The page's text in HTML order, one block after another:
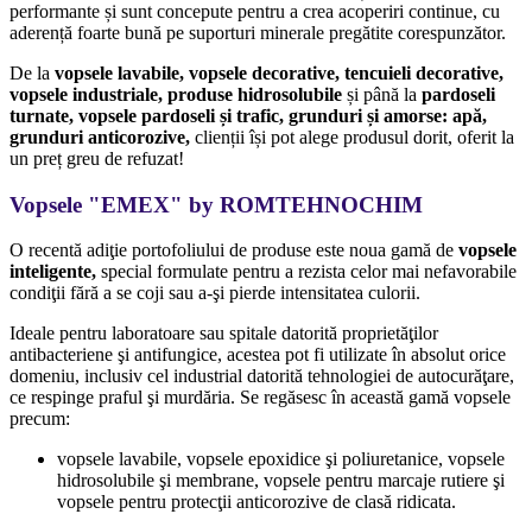
performante și sunt concepute pentru a crea acoperiri continue, cu
aderență foarte bună pe suporturi minerale pregătite corespunzător.
De la vopsele lavabile, vopsele decorative, tencuieli decorative,
vopsele industriale, produse hidrosolubile și până la pardoseli
turnate, vopsele pardoseli și trafic, grunduri și amorse: apă,
grunduri anticorozive, clienții își pot alege produsul dorit, oferit la
un preț greu de refuzat!
Vopsele "EMEX" by ROMTEHNOCHIM
O recentă adiţie portofoliului de produse este noua gamă de vopsele
inteligente, special formulate pentru a rezista celor mai nefavorabile
condiţii fără a se coji sau a-şi pierde intensitatea culorii.
Ideale pentru laboratoare sau spitale datorită proprietăţilor
antibacteriene şi antifungice, acestea pot fi utilizate în absolut orice
domeniu, inclusiv cel industrial datorită tehnologiei de autocurăţare,
ce respinge praful şi murdăria. Se regăsesc în această gamă vopsele
precum:
vopsele lavabile, vopsele epoxidice şi poliuretanice, vopsele
hidrosolubile şi membrane, vopsele pentru marcaje rutiere şi
vopsele pentru protecţii anticorozive de clasă ridicata.